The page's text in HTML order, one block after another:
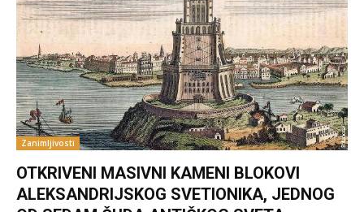
Zanimljivosti
OTKRIVENI MASIVNI KAMENI BLOKOVI
ALEKSANDRIJSKOG SVETIONIKA, JEDNOG